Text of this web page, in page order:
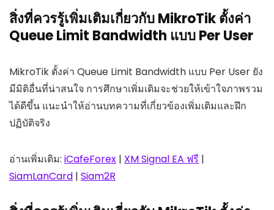
สิ่งที่ควรรู้เพิ่มเติมเกี่ยวกับ MikroTik ตั้งค่า
Queue Limit Bandwidth แบบ Per User
MikroTik ตั้งค่า Queue Limit Bandwidth แบบ Per User ยัง
มีมิติอื่นที่น่าสนใจ การศึกษาเพิ่มเติมจะช่วยให้เข้าใจภาพรวม
ได้ดีขึ้น แนะนำให้อ่านบทความที่เกี่ยวข้องเพิ่มเติมและฝึก
ปฏิบัติจริง
อ่านเพิ่มเติม: iCafeForex | XM Signal EA ฟรี |
SiamLanCard | Siam2R